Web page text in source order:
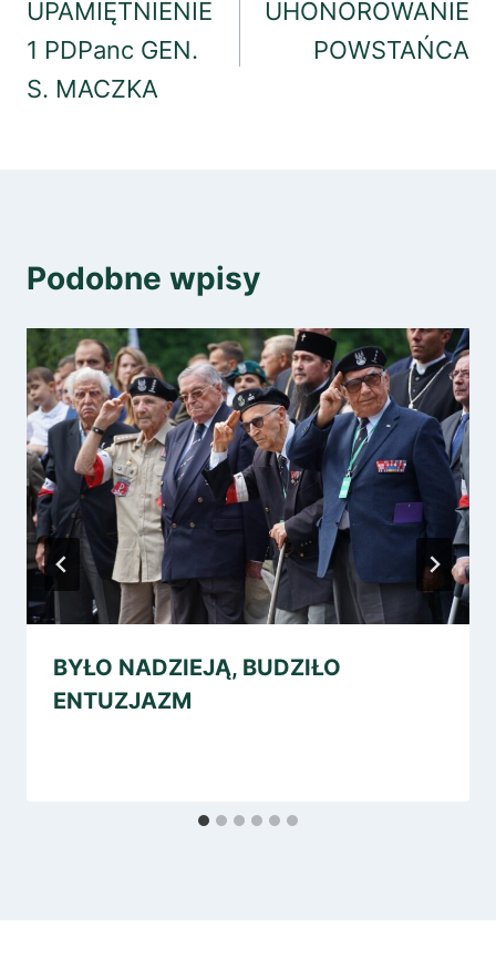
wpisu
UPAMIĘTNIENIE
1 PDPanc GEN.
S. MACZKA
UHONOROWANIE
POWSTAŃCA
Podobne wpisy
BYŁO NADZIEJĄ, BUDZIŁO
ENTUZJAZM